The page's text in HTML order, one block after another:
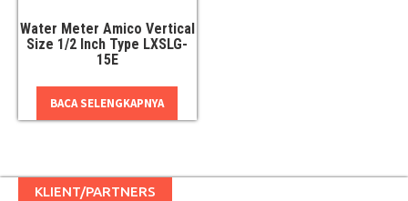
Water Meter Amico Vertical
Size 1/2 Inch Type LXSLG-
15E
BACA SELENGKAPNYA
KLIENT/PARTNERS